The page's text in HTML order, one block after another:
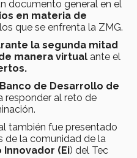
documento general en el
en materia de
que se enfrenta la ZMG.
la segunda mitad
manera virtual ante el
de Desarrollo de
responder al reto de
también fue presentado
de la comunidad de la
(Ei) del Tec